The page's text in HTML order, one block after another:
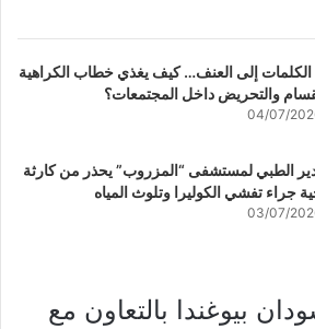
إلى العنف… كيف يغذي خطاب الكراهية
والتحريض داخل المجتمعات؟
04/07/
الطبي لمستشفى “المزروب” يحذر من كارثة
جراء تفشي الكوليرا وتلوث المياه
03/07/
بيوغندا بالتعاون مع